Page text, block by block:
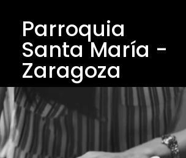
Parroquia
Santa María -
Zaragoza